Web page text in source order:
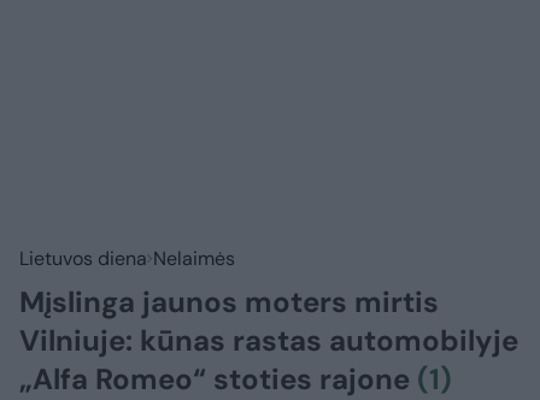
Lietuvos diena Nelaimės
Mįslinga jaunos moters mirtis
Vilniuje: kūnas rastas automobilyje
„Alfa Romeo“ stoties rajone (1)